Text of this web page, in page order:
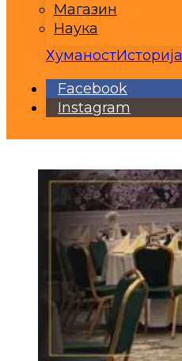
Магазин
Наука
ХуманостИсторија
Facebook
Instagram